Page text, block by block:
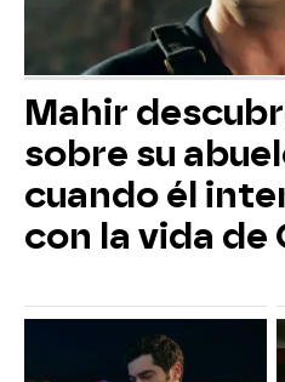
Mahir
sobre su
cuando él
con la vida de